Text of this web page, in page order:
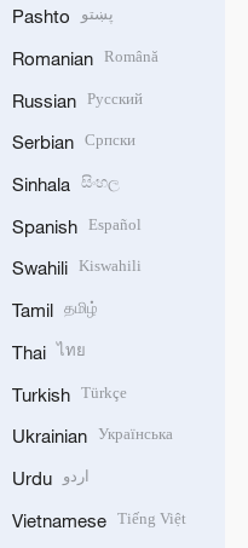
Pashto پښتو
Romanian Română
Russian Русский
Serbian Српски
Sinhala සිංහල
Spanish Español
Swahili Kiswahili
Tamil தமிழ்
Thai ไทย
Turkish Türkçe
Ukrainian Українська
Urdu اردو
Vietnamese Tiếng Việt